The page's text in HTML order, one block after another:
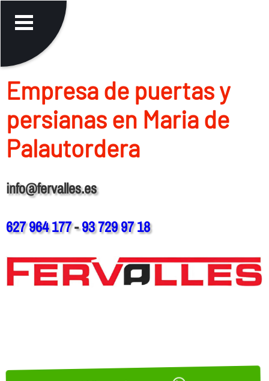
Empresa de puertas y
persianas en Maria de
Palautordera
info@fervalles.es
627 964 177-93 729 97 18